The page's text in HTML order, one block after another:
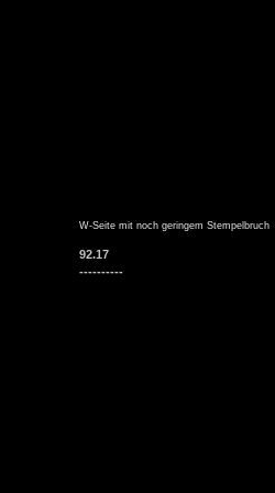
W-Seite mit noch geringem Stempelbruch
92.17
----------